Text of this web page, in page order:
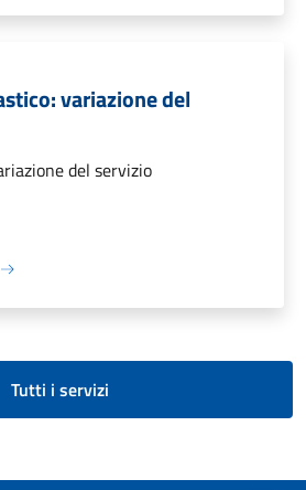
variazione del
del servizio
Tutti i servizi